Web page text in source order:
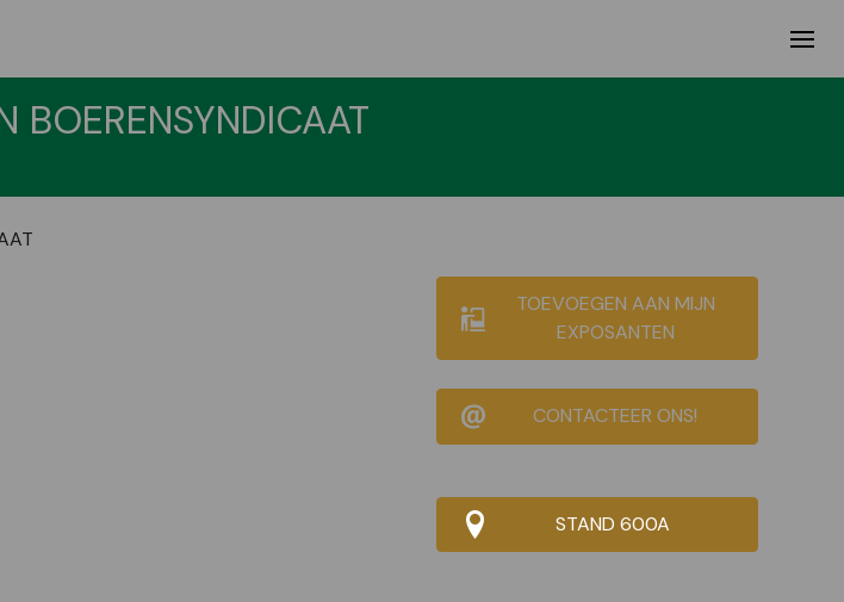
BOERENSYNDICAAT
TOEVOEGEN AAN MIJN
EXPOSANTEN
CONTACTEER ONS!
STAND 600A